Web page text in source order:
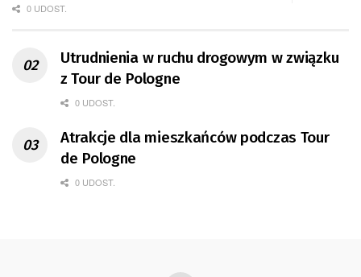
0 UDOST.
Utrudnienia w ruchu drogowym w związku
z Tour de Pologne
0 UDOST.
Atrakcje dla mieszkańców podczas Tour
de Pologne
0 UDOST.